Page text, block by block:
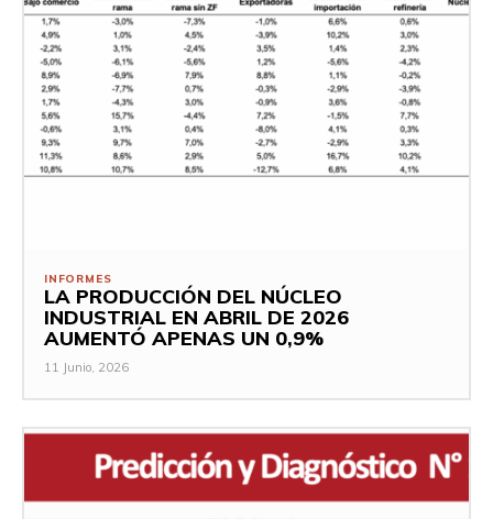
INFORMES
LA PRODUCCIÓN DEL NÚCLEO
INDUSTRIAL EN ABRIL DE 2026
AUMENTÓ APENAS UN 0,9%
11 Junio, 2026